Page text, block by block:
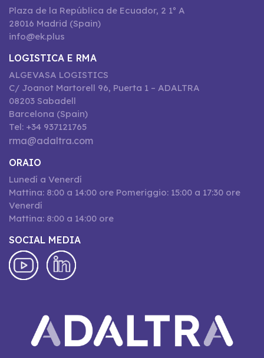
Plaza de la República de Ecuador, 2 1º A
28016 Madrid (Spain)
info@ek.plus
LOGISTICA E RMA
ALGEVASA LOGISTICS
C/ Joanot Martorell 96, Puerta 1 – ADALTRA
08203 Sabadell
Barcelona (Spain)
Tel: +34 937121765
rma@adaltra.com
ORAIO
Lunedí a Venerdí
Mattina: 8:00 a 14:00 ore Pomeriggio: 15:00 a 17:30 ore
Venerdí
Mattina: 8:00 a 14:00 ore
SOCIAL MEDIA